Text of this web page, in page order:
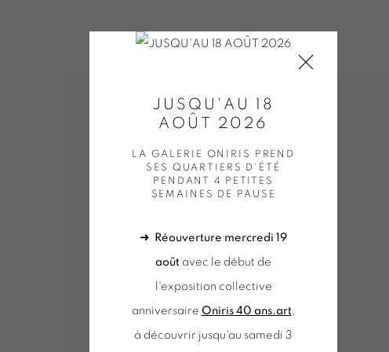
JUSQU'AU 18
AOÛT 2026
LA GALERIE ONIRIS PREND
SES QUARTIERS D'ÉTÉ
PENDANT 4 PETITES
SEMAINES DE PAUSE
➜ Réouverture mercredi 19
août avec le début de
l'exposition collective
anniversaire Oniris 40 ans.art,
à découvrir jusqu'au samedi 3